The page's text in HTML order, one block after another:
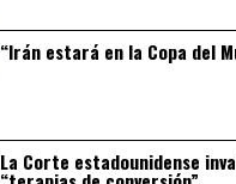
“Irán estará en la Copa del
La Corte estadounidense